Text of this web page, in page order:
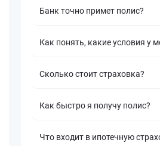
Банк точно примет полис?
Как понять, какие условия у
Сколько стоит страховка?
Как быстро я получу полис?
Что входит в ипотечную